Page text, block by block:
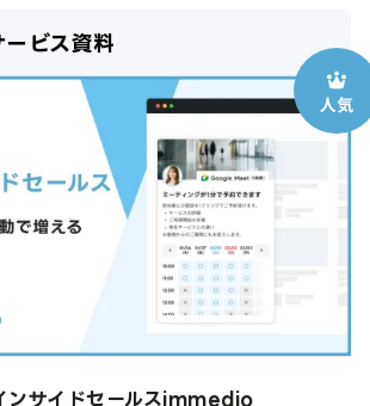
ビス資料
ンサイドセールスimmedio